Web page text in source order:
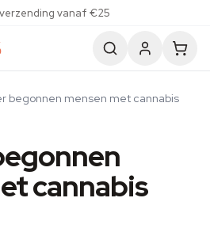
vanaf €25
begonnen mensen met cannabis
cannabis